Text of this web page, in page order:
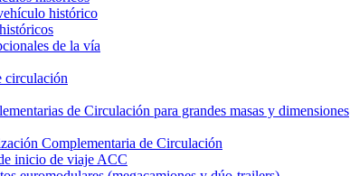
histórico
de la vía
circulación
de Circulación para grandes masas y dimensiones
Complementaria de Circulación
inicio de viaje ACC